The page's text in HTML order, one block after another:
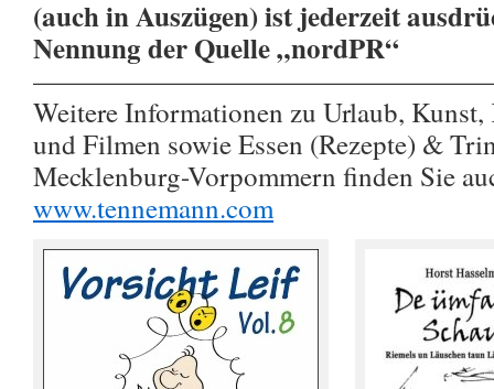
(auch in Auszügen) ist jederzeit
Nennung der Quelle „nordPR“
Weitere Informationen zu Urlaub,
und Filmen sowie Essen (Rezepte) &
Mecklenburg-Vorpommern finden Sie
www.tennemann.com